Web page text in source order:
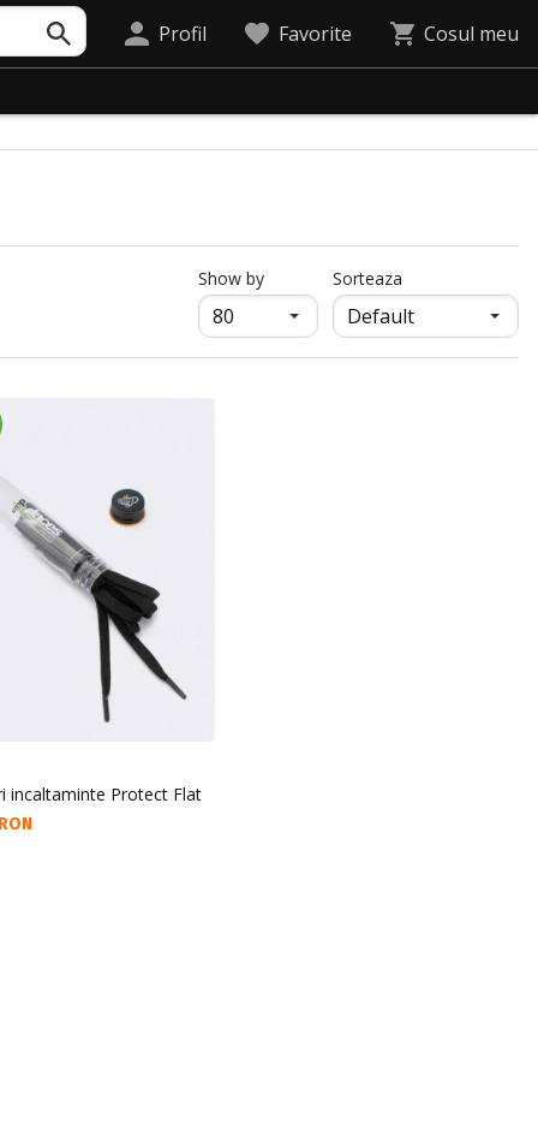
Profil Favorite Cosul meu
Show byпродукти на страница
Sorteaza
incaltaminte Protect Flat
цена: